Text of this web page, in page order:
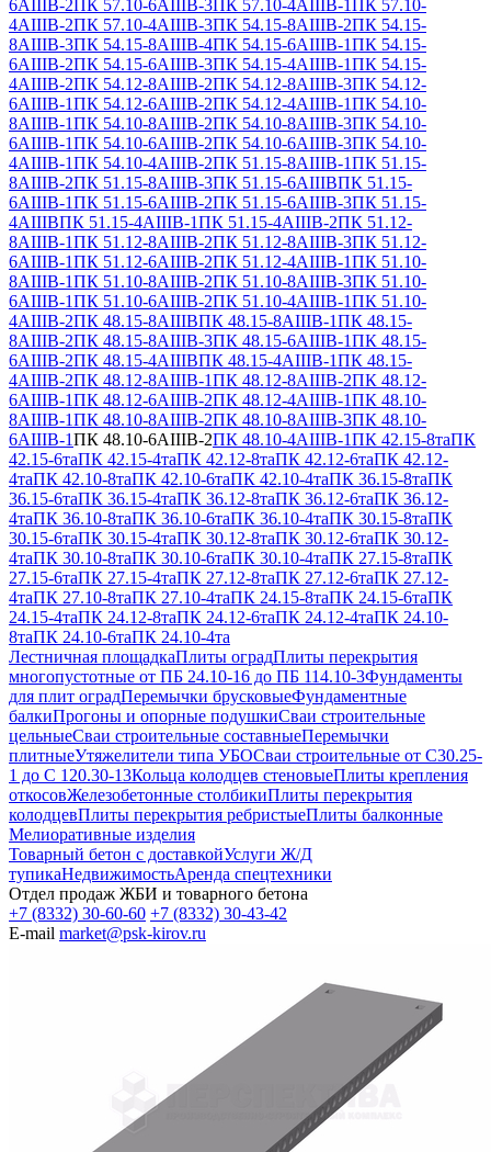
6АIIIВ-2 ПК 57.10-6АIIIВ-3 ПК 57.10-4АIIIВ-1
ПК 57.10-
4АIIIВ-2ПК 57.10-4АIIIВ-3ПК 54.15-8АIIIВ-2ПК 54.15-
8АIIIВ-3ПК 54.15-8АIIIВ-4ПК 54.15-6АIIIВ-1ПК 54.15-
6АIIIВ-2ПК 54.15-6АIIIВ-3ПК 54.15-4АIIIВ-1ПК 54.15-
4АIIIВ-2ПК 54.12-8АIIIВ-2ПК 54.12-8АIIIВ-3ПК 54.12-
6АIIIВ-1ПК 54.12-6АIIIВ-2ПК 54.12-4АIIIВ-1ПК 54.10-
8АIIIВ-1ПК 54.10-8АIIIВ-2ПК 54.10-8АIIIВ-3ПК 54.10-
6АIIIВ-1ПК 54.10-6АIIIВ-2ПК 54.10-6АIIIВ-3ПК 54.10-
4АIIIВ-1ПК 54.10-4АIIIВ-2ПК 51.15-8АIIIВ-1ПК 51.15-
8АIIIВ-2ПК 51.15-8АIIIВ-3ПК 51.15-6АIIIВПК 51.15-
6АIIIВ-1ПК 51.15-6АIIIВ-2ПК 51.15-6АIIIВ-3ПК 51.15-
4АIIIВПК 51.15-4АIIIВ-1ПК 51.15-4АIIIВ-2ПК 51.12-
8АIIIВ-1ПК 51.12-8АIIIВ-2ПК 51.12-8АIIIВ-3ПК 51.12-
6АIIIВ-1ПК 51.12-6АIIIВ-2ПК 51.12-4АIIIВ-1ПК 51.10-
8АIIIВ-1ПК 51.10-8АIIIВ-2ПК 51.10-8АIIIВ-3ПК 51.10-
6АIIIВ-1ПК 51.10-6АIIIВ-2ПК 51.10-4АIIIВ-1ПК 51.10-
4АIIIВ-2ПК 48.15-8АIIIВПК 48.15-8АIIIВ-1ПК 48.15-
8АIIIВ-2ПК 48.15-8АIIIВ-3ПК 48.15-6АIIIВ-1ПК 48.15-
6АIIIВ-2ПК 48.15-4АIIIВПК 48.15-4АIIIВ-1ПК 48.15-
4АIIIВ-2ПК 48.12-8АIIIВ-1ПК 48.12-8АIIIВ-2ПК 48.12-
6АIIIВ-1ПК 48.12-6АIIIВ-2ПК 48.12-4АIIIВ-1ПК 48.10-
8АIIIВ-1ПК 48.10-8АIIIВ-2ПК 48.10-8АIIIВ-3ПК 48.10-
6АIIIВ-1ПК 48.10-6АIIIВ-2ПК 48.10-4АIIIВ-1ПК 42.15-8таПК
42.15-6таПК 42.15-4таПК 42.12-8таПК 42.12-6таПК 42.12-
4таПК 42.10-8таПК 42.10-6таПК 42.10-4таПК 36.15-8таПК
36.15-6таПК 36.15-4таПК 36.12-8таПК 36.12-6таПК 36.12-
4таПК 36.10-8таПК 36.10-6таПК 36.10-4таПК 30.15-8таПК
30.15-6таПК 30.15-4таПК 30.12-8таПК 30.12-6таПК 30.12-
4таПК 30.10-8таПК 30.10-6таПК 30.10-4таПК 27.15-8таПК
27.15-6таПК 27.15-4таПК 27.12-8таПК 27.12-6таПК 27.12-
4таПК 27.10-8таПК 27.10-4таПК 24.15-8таПК 24.15-6таПК
24.15-4таПК 24.12-8таПК 24.12-6таПК 24.12-4таПК 24.10-
8таПК 24.10-6таПК 24.10-4та
Лестничная площадкаПлиты оградПлиты перекрытия
многопустотные от ПБ 24.10-16 до ПБ 114.10-3Фундаменты
для плит оградПеремычки брусковыеФундаментные
балкиПрогоны и опорные подушкиСваи строительные
цельныеСваи строительные составныеПеремычки
плитныеУтяжелители типа УБОСваи строительные от С30.25-
1 до С 120.30-13Кольца колодцев стеновыеПлиты крепления
откосовЖелезобетонные столбикиПлиты перекрытия
колодцевПлиты перекрытия ребристыеПлиты балконные
Мелиоративные изделия
Товарный бетон с доставкойУслуги Ж/Д
тупикаНедвижимостьАренда спецтехники
Отдел продаж ЖБИ и товарного бетона
+7 (8332) 30-60-60 +7 (8332) 30-43-42
E-mail market@psk-kirov.ru